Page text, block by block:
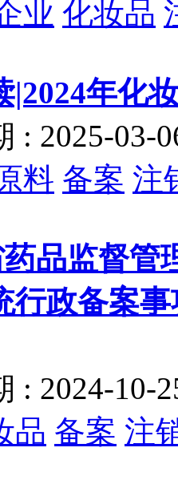
业 化妆品
|2024年化
: 2025-03-
料 备案 注
品监督管
行政备案
: 2024-10-
品 备案 注